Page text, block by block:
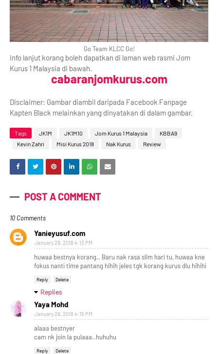
Go Team KLCC Go!
Info lanjut korang boleh dapatkan di laman web rasmi Jom
Kurus 1 Malaysia di bawah.
cabaranjomkurus.com
Disclaimer: Gambar diambil daripada Facebook Fanpage
Kapten Black melainkan yang dinyatakan di dalam gambar.
Tags JK1M JK1M10 Jom Kurus 1 Malaysia
KBBA9
Kevin Zahri
Misi Kurus 2018 Nak Kurus Review
POST A COMMENT
10 Comments
Yanieyusuf.com
January 29, 2018 4:13 PM
huwaa bestnya korang.. Baru nak rasa slim hari tu, huwaa kne
fokus nanti time pantang hihih jeles tgk korang kurus dlu hihihi
Reply Delete
Replies
Yaya Mohd
January 29, 2018 4:15 PM
alaaa bestnyer
cam nk join la pulaaa..huhuhu
Reply Delete